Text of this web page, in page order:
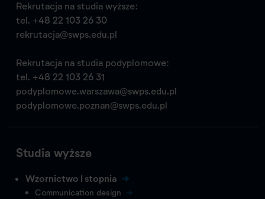
Rekrutacja na studia wyższe:
tel. +48 22 103 26 30
rekrutacja@swps.edu.pl
Rekrutacja na studia podyplomowe:
tel. +48 22 103 26 31
podyplomowe.warszawa@swps.edu.pl
podyplomowe.poznan@swps.edu.pl
Studia wyższe
Wzornictwo I stopnia
Communication design